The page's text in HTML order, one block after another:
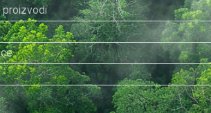
proizvodi